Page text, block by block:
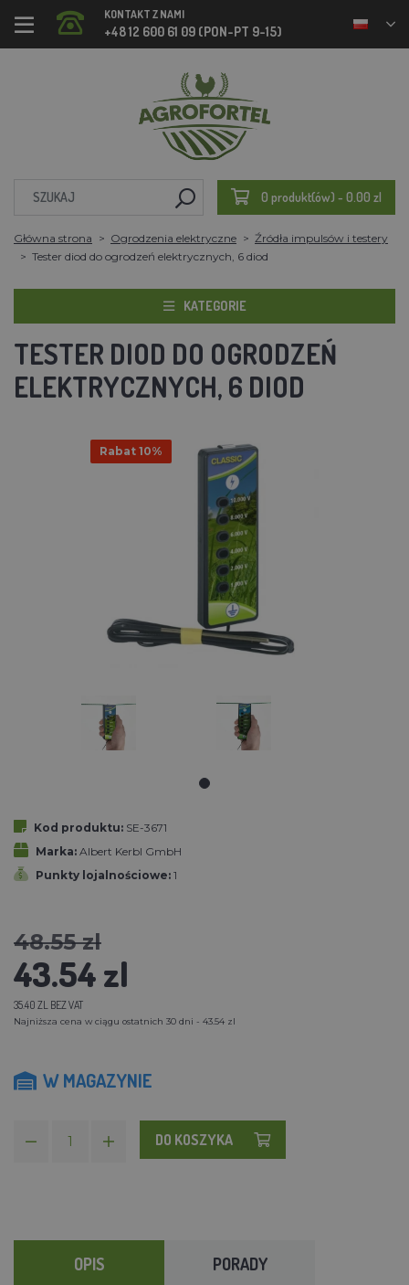
KONTAKT Z NAMI
+48 12 600 61 09 (PON-PT 9-15)
0 produkt(ów) - 0.00 zl
Główna strona Ogrodzenia elektryczne
Źródła impulsów i testery
Tester diod do ogrodzeń elektrycznych, 6 diod
KATEGORIE
TESTER DIOD DO OGRODZEŃ
ELEKTRYCZNYCH, 6 DIOD
Rabat 10%
Kod produktu: SE-3671
Marka: Albert Kerbl GmbH
Punkty lojalnościowe: 1
48.55 zl
43.54 zl
35.40 ZL BEZ VAT
Najniższa cena w ciągu ostatnich 30 dni - 43.54 zl
W MAGAZYNIE
DO KOSZYKA
OPIS PORADY